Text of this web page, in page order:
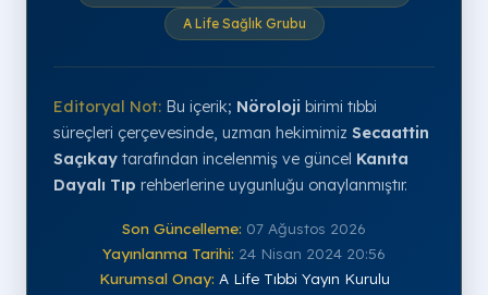
A Life Sağlık Grubu
Editoryal Not: Bu içerik; Nöroloji birimi tıbbi
süreçleri çerçevesinde, uzman hekimimiz Secaattin
Saçıkay tarafından incelenmiş ve güncel Kanıta
Dayalı Tıp rehberlerine uygunluğu onaylanmıştır.
Son Güncelleme: 07 Ağustos 2026
Yayınlanma Tarihi: 24 Nisan 2024 20:56
Kurumsal Onay: A Life Tıbbi Yayın Kurulu